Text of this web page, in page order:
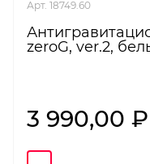
Арт. 18749.60
zeroG, ver.2,
3 990,00 ₽